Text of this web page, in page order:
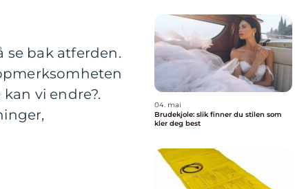
se bak atferden.
vi endre?.
04. mai
Brudekjole: slik finner du stilen som
kler deg best